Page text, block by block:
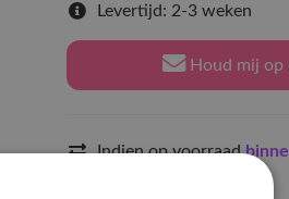
Levertijd: 2-3 weken
Houd mij op
Indien op voorraad